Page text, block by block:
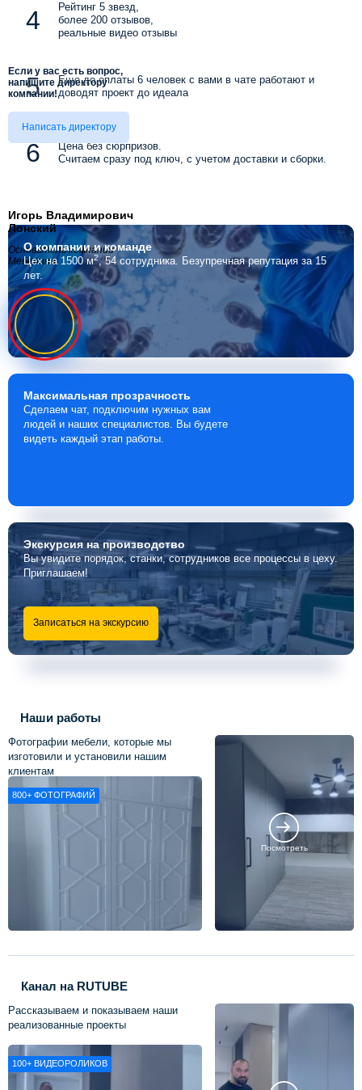
Рейтинг 5 звезд,
более 200 отзывов,
реальные видео отзывы
Еще до оплаты 6 человек с вами в чате работают и
доводят проект до идеала
Цена без сюрпризов.
Считаем сразу под ключ, с учетом доставки и сборки.
Если у вас есть вопрос,
напишите директору
компании!
Написать директору
Игорь Владимирович
Лонский
Основатель компании
Мебелино
О компаниии команде
Цех на 1500 м2, 54 сотрудника. Безупречная репутация за 15
лет.
Максимальная прозрачность
Сделаем чат, подключим нужных вам
людей и наших специалистов. Вы будете
видеть каждый этап работы.
Экскурсияна производство
Вы увидите порядок, станки, сотрудников все процессы в цеху.
Приглашаем!
Записаться на экскурсию
Наши работы
Фотографии мебели, которые мы
изготовили и установили нашим
клиентам
800+ ФОТОГРАФИЙ
Посмотреть
Канал на RUTUBE
Рассказываем и показываем наши
реализованные проекты
100+ ВИДЕОРОЛИКОВ